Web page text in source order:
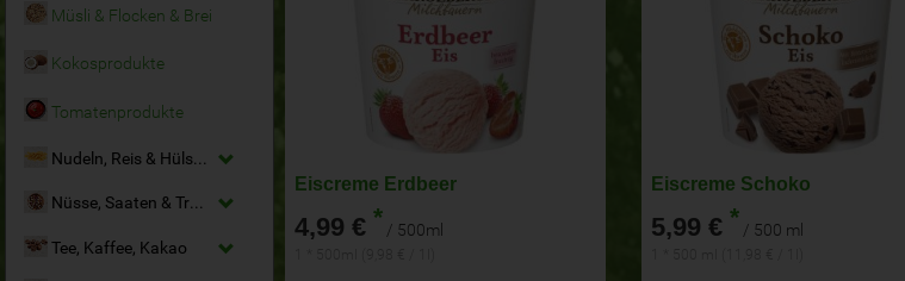
Müsli & Flocken & Brei
Kokosprodukte
Tomatenprodukte
Nudeln, Reis & Hülsenfrüchte
Nüsse, Saaten & Trockenfrüchte
Tee, Kaffee, Kakao
Eiscreme Erdbeer
4,99 € * / 500ml
Eiscreme Schoko
5,99 € * / 500 ml